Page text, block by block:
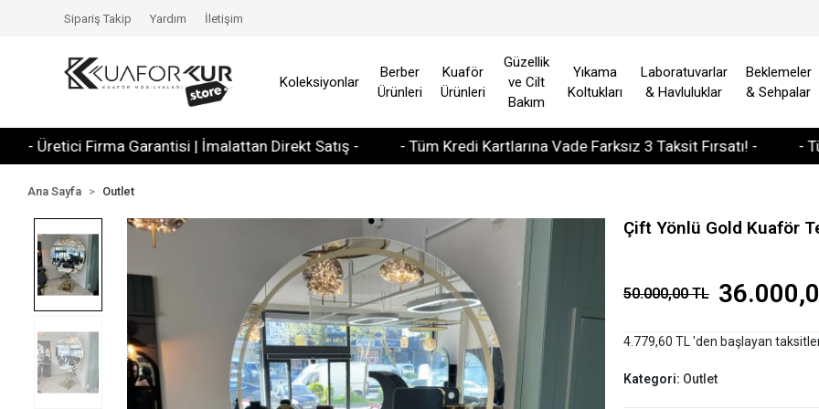
Firma Garantisi | İmalattan Direkt Satış - - Tüm Kredi Kartlarına Vade Farksız 3 Taksit Fırsatı! - - Tüm
Sipariş Takip Yardım İletişim
Koleksiyonlar
Berber
Ürünleri
Kuaför
Ürünleri
Güzellik
ve Cilt
Bakım
Yıkama
Koltukları
Laboratuvarlar
& Havluluklar
Beklemeler
& Sehpalar
Ana Sayfa Outlet
Çift Yönlü Gold Kuaför
50.000,00 TL
4.779,60 TL 'den başlayan
Kategori: Outlet